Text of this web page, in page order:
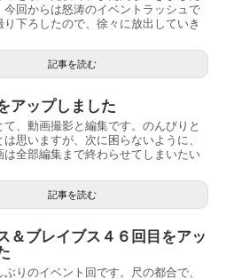
今回からは怒涛のイベントラッシュで
り下ろしたので、徐々に放出していき
記事を読む
アップしました
て、動画撮影と編集です。のんびりと
思いますが、次に困らないように、
は全部編集まで終わらせてしまいたい
記事を読む
＆ブレイブス４６回目をアッ
りのイベント回です。尺の都合で、